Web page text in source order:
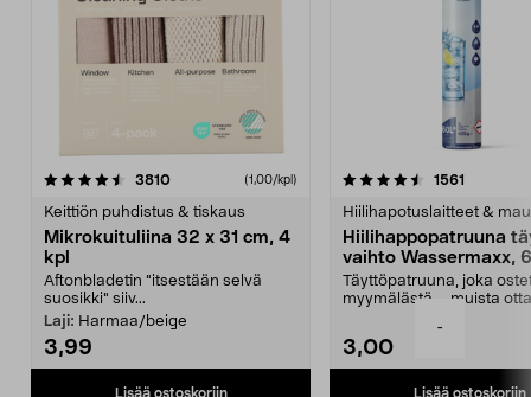
-
3810arvostelut (1,00/kpl)
Keittiön puhdistus & tiskaus
Mikrokuituliina 32 x 31 cm, 4
kpl
Aftonbladetin "itsestään selvä
suosikki" siiv...
Laji: Harmaa/beige
3,99
Lisää ostoskoriin
4.5viidestä
1561
Hiilihapotuslaitteet &
Hiilihappopatruuna
vaihto Wassermaxx,
Täyttöpatruuna, joka
myymälästä – muista
3,00
Lisää ostoskoriin
4.5viidestä